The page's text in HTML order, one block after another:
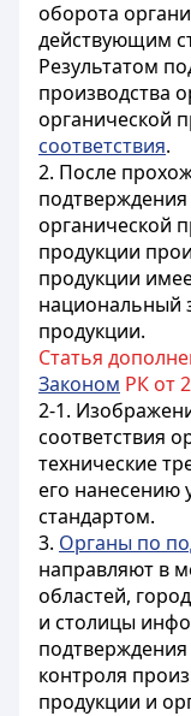
оборота
действующим
Результатом
производства
органической
соответствия.
2. После
подтверждения
органической
продукции
продукции
национальный
продукции.
Статья
Законом РК от
2-1.
соответствия
технические
его нанесению
стандартом.
3. Органы по
направляют в
областей,
и столицы
подтверждения
контроля
продукции и